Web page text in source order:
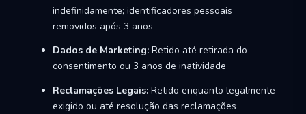
indefinidamente; identificadores pessoais
removidos após 3 anos
Dados de Marketing: Retido até retirada do
consentimento ou 3 anos de inatividade
Reclamações Legais: Retido enquanto legalmente
exigido ou até resolução das reclamações